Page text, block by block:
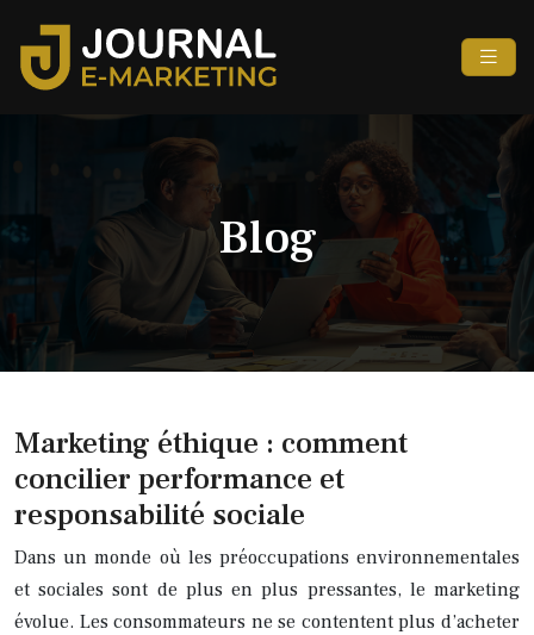
Blog
Marketing éthique : comment
concilier performance et
responsabilité sociale
Dans un monde où les préoccupations environnementales
et sociales sont de plus en plus pressantes, le marketing
évolue. Les consommateurs ne se contentent plus d’acheter